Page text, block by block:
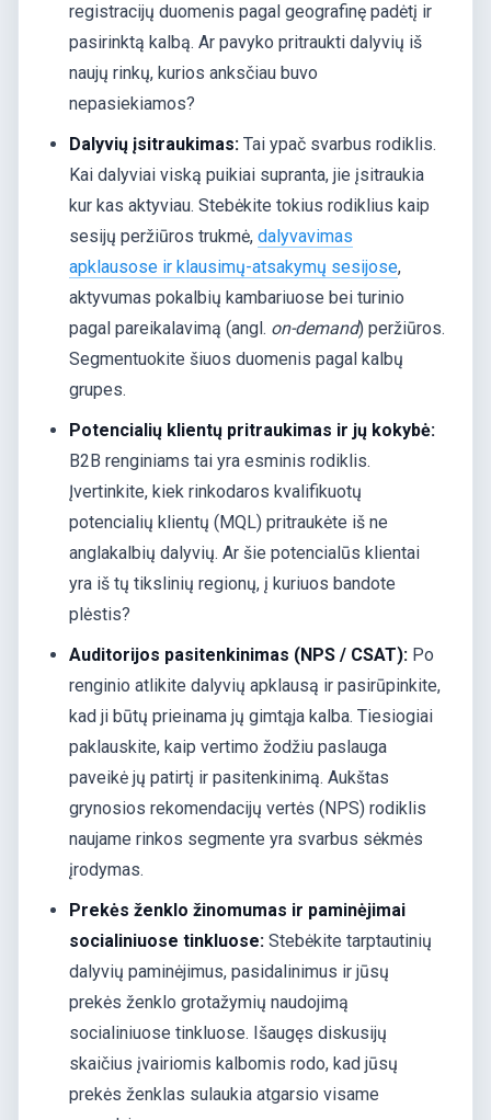
registracijų duomenis pagal geografinę padėtį ir
pasirinktą kalbą. Ar pavyko pritraukti dalyvių iš
naujų rinkų, kurios anksčiau buvo
nepasiekiamos?
Dalyvių įsitraukimas: Tai ypač svarbus rodiklis.
Kai dalyviai viską puikiai supranta, jie įsitraukia
kur kas aktyviau. Stebėkite tokius rodiklius kaip
sesijų peržiūros trukmė,dalyvavimas
apklausose ir klausimų-atsakymų sesijose,
aktyvumas pokalbių kambariuose bei turinio
pagal pareikalavimą (angl. on-demand) peržiūros.
Segmentuokite šiuos duomenis pagal kalbų
grupes.
Potencialių klientų pritraukimas ir jų kokybė:
B2B renginiams tai yra esminis rodiklis.
Įvertinkite, kiek rinkodaros kvalifikuotų
potencialių klientų (MQL) pritraukėte iš ne
anglakalbių dalyvių. Ar šie potencialūs klientai
yra iš tų tikslinių regionų, į kuriuos bandote
plėstis?
Auditorijos pasitenkinimas (NPS / CSAT): Po
renginio atlikite dalyvių apklausą ir pasirūpinkite,
kad ji būtų prieinama jų gimtąja kalba. Tiesiogiai
paklauskite, kaip vertimo žodžiu paslauga
paveikė jų patirtį ir pasitenkinimą. Aukštas
grynosios rekomendacijų vertės (NPS) rodiklis
naujame rinkos segmente yra svarbus sėkmės
įrodymas.
Prekės ženklo žinomumas ir paminėjimai
socialiniuose tinkluose: Stebėkite tarptautinių
dalyvių paminėjimus, pasidalinimus ir jūsų
prekės ženklo grotažymių naudojimą
socialiniuose tinkluose. Išaugęs diskusijų
skaičius įvairiomis kalbomis rodo, kad jūsų
prekės ženklas sulaukia atgarsio visame